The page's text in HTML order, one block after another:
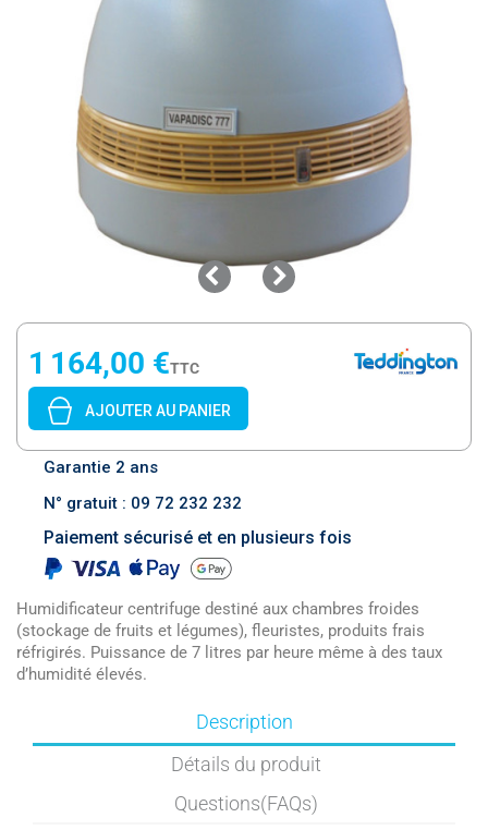
1 164,00 €TTC
AJOUTER AU PANIER
Garantie 2 ans
N° gratuit : 09 72 232 232
Paiement sécurisé et en plusieurs fois
Humidificateur centrifuge destiné aux chambres froides
(stockage de fruits et légumes), fleuristes, produits frais
réfrigirés. Puissance de 7 litres par heure même à des taux
d’humidité élevés.
Description
Détails du produit
Questions(FAQs)